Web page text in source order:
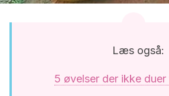
Læs også:
5 øvelser der ikke